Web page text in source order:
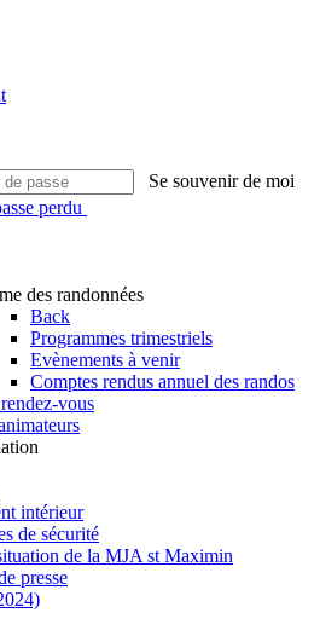
Se souvenir de moi
perdu
des randonnées
Back
Programmes trimestriels
Evènements à venir
Comptes rendus annuel des randos
vous
intérieur
de sécurité
de la MJA st Maximin
presse